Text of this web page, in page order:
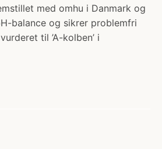
med omhu i Danmark og
balance og sikrer problemfri
til ’A-kolben’ i